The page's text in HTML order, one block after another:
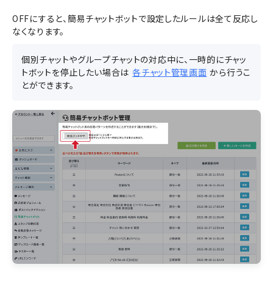
OFFにすると、簡易チャットボットで設定したルールは全て反応し
なくなります。
個別チャットやグループチャットの対応中に、一時的にチャッ
トボットを停止したい場合は 各チャット管理画面 から行うこ
とができます。